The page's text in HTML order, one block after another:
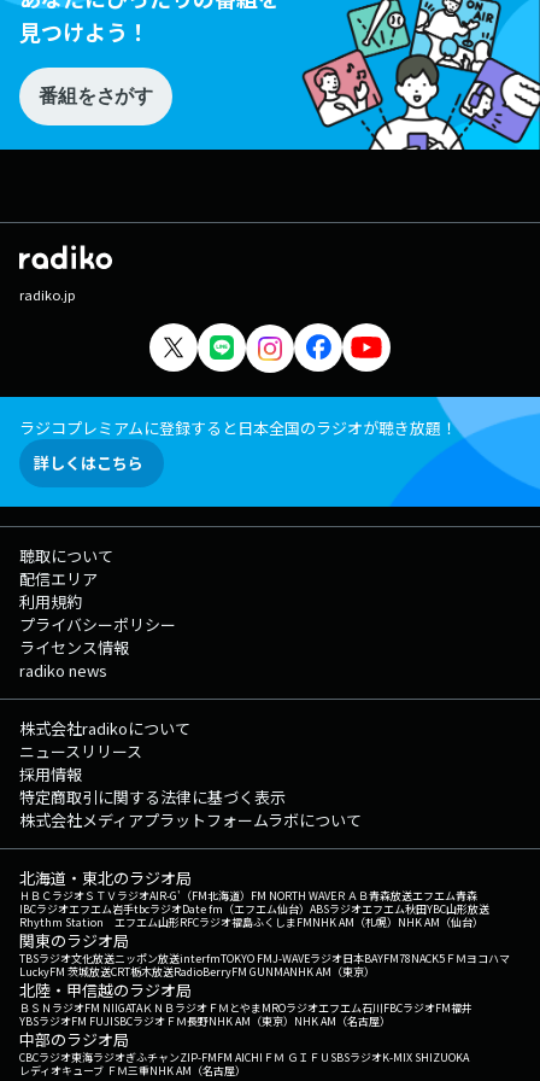
見つけよう！
番組をさがす
radiko.jp
ラジコプレミアムに登録すると日本全国のラジオが聴き放題！
詳しくはこちら
聴取について
配信エリア
利用規約
プライバシーポリシー
ライセンス情報
radiko news
株式会社radikoについて
ニュースリリース
採用情報
特定商取引に関する法律に基づく表示
株式会社メディアプラットフォームラボについて
北海道・東北のラジオ局
ＨＢＣラジオＳＴＶラジオAIR-G'（FM北海道） FM NORTH WAVEＲＡＢ青森放送エフエム青森
IBCラジオエフエム岩手tbcラジオDate fm（エフエム仙台） ABSラジオエフエム秋田YBC山形放送
Rhythm Station エフエム山形RFCラジオ福島ふくしまFMNHK AM（札幌） NHK AM（仙台）
関東のラジオ局
TBSラジオ文化放送ニッポン放送interfmTOKYO FMJ-WAVEラジオ日本BAYFM78NACK5 ＦＭヨコハマ
LuckyFM 茨城放送CRT栃木放送RadioBerryFM GUNMANHK AM（東京）
北陸・甲信越のラジオ局
ＢＳＮラジオFM NIIGATAＫＮＢラジオ ＦＭとやまMROラジオエフエム石川FBCラジオFM福井
YBSラジオFM FUJISBCラジオ ＦＭ長野NHK AM（東京） NHK AM（名古屋）
中部のラジオ局
CBCラジオ東海ラジオぎふチャンZIP-FMFM AICHI ＦＭ ＧＩＦＵ SBSラジオK-MIX SHIZUOKA
レディオキューブ ＦＭ三重NHK AM（名古屋）